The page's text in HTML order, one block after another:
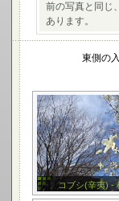
前の写真と同じ
あります。
東側の
コブシ(辛夷) -